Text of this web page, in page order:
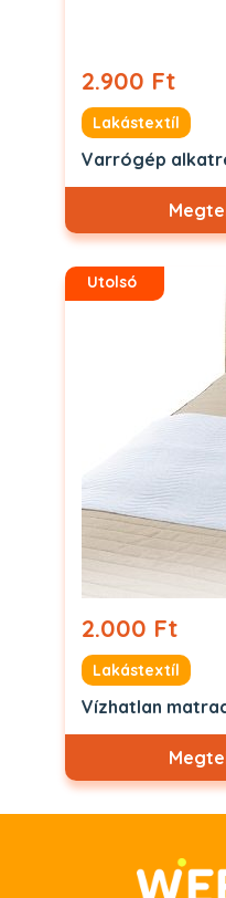
2.900 Ft
Lakástextíl
Varrógép
Utolsó
2.000 Ft
Lakástextíl
Vízhatlan